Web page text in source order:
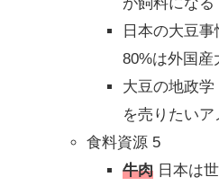
が飼料になる
日本の大豆
80%は外国産
大豆の地政
を売りたいア
食料資源 5
牛肉 日本は